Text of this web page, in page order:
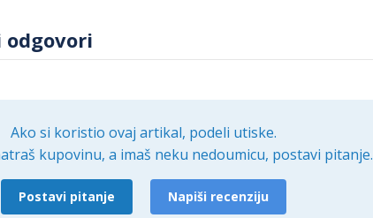
odgovori
Ako si koristio ovaj artikal, podeli utiske.
kupovinu, a imaš neku nedoumicu, postavi pitanje.
Postavi pitanje Napiši recenziju